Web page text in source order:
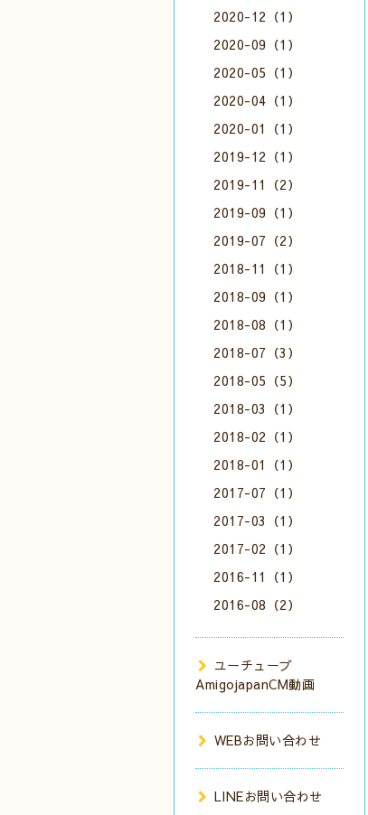
2020-12（1）
2020-09（1）
2020-05（1）
2020-04（1）
2020-01（1）
2019-12（1）
2019-11（2）
2019-09（1）
2019-07（2）
2018-11（1）
2018-09（1）
2018-08（1）
2018-07（3）
2018-05（5）
2018-03（1）
2018-02（1）
2018-01（1）
2017-07（1）
2017-03（1）
2017-02（1）
2016-11（1）
2016-08（2）
ユーチューブ
AmigojapanCM動画
WEBお問い合わせ
LINEお問い合わせ